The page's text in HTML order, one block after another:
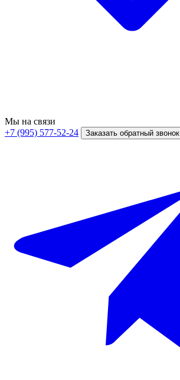
Мы на связи
+7 (995) 577-52-24
Заказать обратный звонок